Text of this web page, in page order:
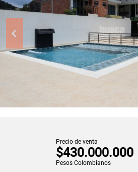
Precio de venta
$430.000.000
Pesos Colombianos